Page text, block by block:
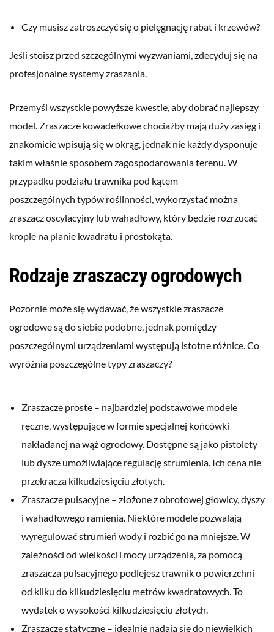
Czy musisz zatroszczyć się o pielęgnację rabat i krzewów?
Jeśli stoisz przed szczególnymi wyzwaniami, zdecyduj się na
profesjonalne systemy zraszania.
Przemyśl wszystkie powyższe kwestie, aby dobrać najlepszy
model. Zraszacze kowadełkowe chociażby mają duży zasięg i
znakomicie wpisują się w okrąg, jednak nie każdy dysponuje
takim właśnie sposobem zagospodarowania terenu. W
przypadku podziału trawnika pod kątem
poszczególnych typów roślinności, wykorzystać można
zraszacz oscylacyjny lub wahadłowy, który będzie rozrzucać
krople na planie kwadratu i prostokąta.
Rodzaje zraszaczy ogrodowych
Pozornie może się wydawać, że wszystkie zraszacze
ogrodowe są do siebie podobne, jednak pomiędzy
poszczególnymi urządzeniami występują istotne różnice. Co
wyróżnia poszczególne typy zraszaczy?
Zraszacze proste – najbardziej podstawowe modele
ręczne, występujące w formie specjalnej końcówki
nakładanej na wąż ogrodowy. Dostępne są jako pistolety
lub dysze umożliwiające regulację strumienia. Ich cena nie
przekracza kilkudziesięciu złotych.
Zraszacze pulsacyjne – złożone z obrotowej głowicy, dyszy
i wahadłowego ramienia. Niektóre modele pozwalają
wyregulować strumień wody i rozbić go na mniejsze. W
zależności od wielkości i mocy urządzenia, za pomocą
zraszacza pulsacyjnego podlejesz trawnik o powierzchni
od kilku do kilkudziesięciu metrów kwadratowych. To
wydatek o wysokości kilkudziesięciu złotych.
Zraszacze statyczne – idealnie nadają się do niewielkich